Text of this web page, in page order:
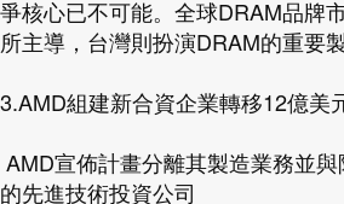
爭核心已不可能。全球DRAM品牌
所主導，台灣則扮演DRAM的重要製
3.AMD組建新合資企業轉移12億美
AMD宣佈計畫分離其製造業務並
的先進技術投資公司